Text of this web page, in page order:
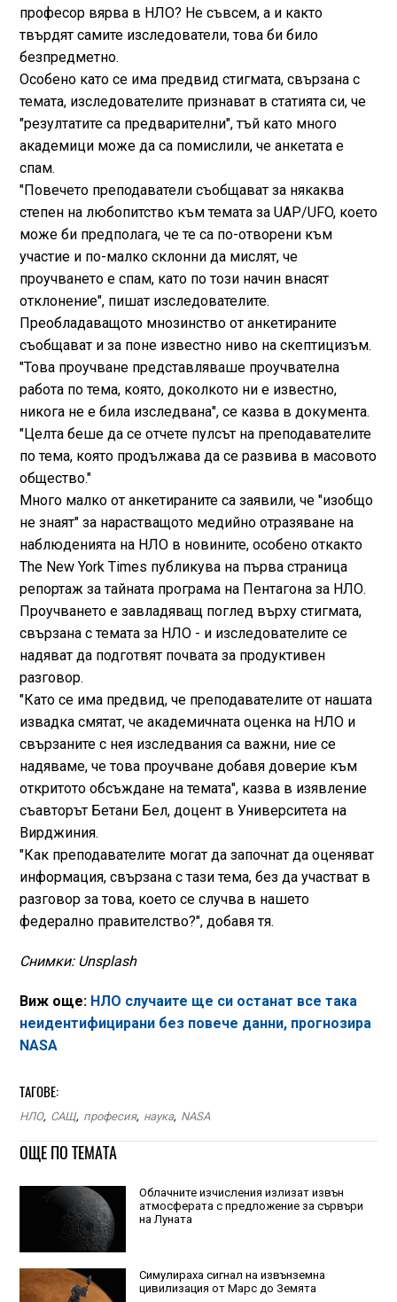
професор вярва в НЛО? Не съвсем, а и както
твърдят самите изследователи, това би било
безпредметно.
Особено като се има предвид стигмата, свързана с
темата, изследователите признават в статията си, че
"резултатите са предварителни", тъй като много
академици може да са помислили, че анкетата е
спам.
"Повечето преподаватели съобщават за някаква
степен на любопитство към темата за UAP/UFO, което
може би предполага, че те са по-отворени към
участие и по-малко склонни да мислят, че
проучването е спам, като по този начин внасят
отклонение", пишат изследователите.
Преобладаващото мнозинство от анкетираните
съобщават и за поне известно ниво на скептицизъм.
"Това проучване представляваше проучвателна
работа по тема, която, доколкото ни е известно,
никога не е била изследвана", се казва в документа.
"Целта беше да се отчете пулсът на преподавателите
по тема, която продължава да се развива в масовото
общество."
Много малко от анкетираните са заявили, че "изобщо
не знаят" за нарастващото медийно отразяване на
наблюденията на НЛО в новините, особено откакто
Тhe New York Times публикува на първа страница
репортаж за тайната програма на Пентагона за НЛО.
Проучването е завладяващ поглед върху стигмата,
свързана с темата за НЛО - и изследователите се
надяват да подготвят почвата за продуктивен
разговор.
"Като се има предвид, че преподавателите от нашата
извадка смятат, че академичната оценка на НЛО и
свързаните с нея изследвания са важни, ние се
надяваме, че това проучване добавя доверие към
откритото обсъждане на темата", казва в изявление
съавторът Бетани Бел, доцент в Университета на
Вирджиния.
"Как преподавателите могат да започнат да оценяват
информация, свързана с тази тема, без да участват в
разговор за това, което се случва в нашето
федерално правителство?", добавя тя.
Снимки: Unsplash
Виж още: НЛО случаите ще си останат все така
неидентифицирани без повече данни, прогнозира
NASA
ТАГОВЕ:
НЛО, САЩ, професия, наука, NASA
ОЩЕ ПО ТЕМАТА
Облачните изчисления излизат извън
атмосферата с предложение за сървъри
на Луната
Симулираха сигнал на извънземна
цивилизация от Марс до Земята